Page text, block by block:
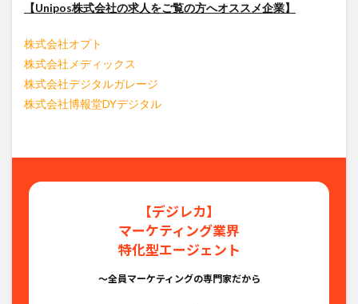
【Unipos株式会社の求人をご覧の方へオススメ企業】
株式会社オプト
株式会社メディックス
株式会社デジタルガレージ
株式会社博報堂DYデジタル
【デジレカ】
マーケティング業界
特化型エージェント
〜全員マーケティングの専門家だから